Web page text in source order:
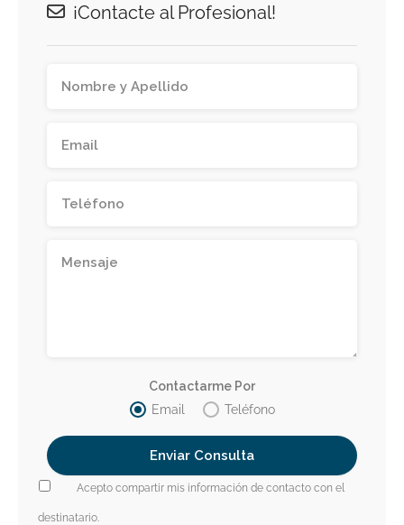
¡Contacte al Profesional!
Contactarme Por
Email
Teléfono
Acepto compartir mis información de contacto con el
destinatario.